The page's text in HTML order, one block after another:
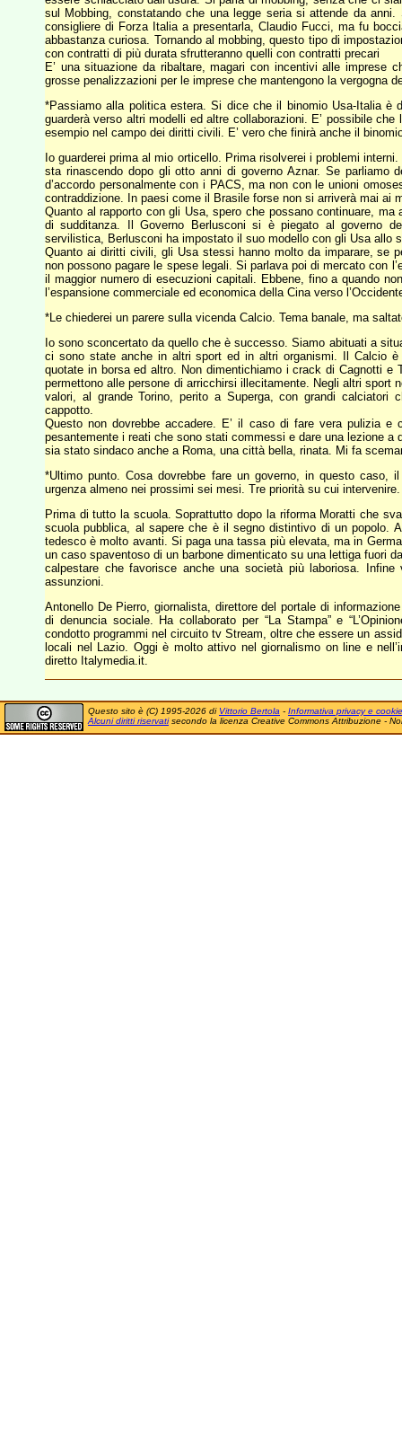
sul Mobbing, constatando che una legge seria si attende da
consigliere di Forza Italia a presentarla, Claudio Fucci, ma fu
abbastanza curiosa. Tornando al mobbing, questo tipo di
con contratti di più durata sfrutteranno quelli con contratti precari
E’ una situazione da ribaltare, magari con incentivi alle imprese
grosse penalizzazioni per le imprese che mantengono la vergogna
*Passiamo alla politica estera. Si dice che il binomio Usa-Italia è
guarderà verso altri modelli ed altre collaborazioni. E’ possibile
esempio nel campo dei diritti civili. E’ vero che finirà anche il
Io guarderei prima al mio orticello. Prima risolverei i problemi
sta rinascendo dopo gli otto anni di governo Aznar. Se
d’accordo personalmente con i PACS, ma non con le unioni
contraddizione. In paesi come il Brasile forse non si arriverà mai ai
Quanto al rapporto con gli Usa, spero che possano continuare,
di sudditanza. Il Governo Berlusconi si è piegato al governo
servilistica, Berlusconi ha impostato il suo modello con gli Usa allo
Quanto ai diritti civili, gli Usa stessi hanno molto da imparare, se
non possono pagare le spese legali. Si parlava poi di mercato con
il maggior numero di esecuzioni capitali. Ebbene, fino a quando
l’espansione commerciale ed economica della Cina verso
*Le chiederei un parere sulla vicenda Calcio. Tema banale, ma
Io sono sconcertato da quello che è successo. Siamo abituati a
ci sono state anche in altri sport ed in altri organismi. Il Calcio
quotate in borsa ed altro. Non dimentichiamo i crack di Cagnotti e
permettono alle persone di arricchirsi illecitamente. Negli altri
valori, al grande Torino, perito a Superga, con grandi calciatori
cappotto.
Questo non dovrebbe accadere. E’ il caso di fare vera pulizia
pesantemente i reati che sono stati commessi e dare una lezione a
sia stato sindaco anche a Roma, una città bella, rinata. Mi fa
*Ultimo punto. Cosa dovrebbe fare un governo, in questo
urgenza almeno nei prossimi sei mesi. Tre priorità su cui intervenire.
Prima di tutto la scuola. Soprattutto dopo la riforma Moratti che
scuola pubblica, al sapere che è il segno distintivo di un popolo.
tedesco è molto avanti. Si paga una tassa più elevata, ma in
un caso spaventoso di un barbone dimenticato su una lettiga fuori
calpestare che favorisce anche una società più laboriosa.
assunzioni.
Antonello De Pierro, giornalista, direttore del portale di
di denuncia sociale. Ha collaborato per “La Stampa” e
condotto programmi nel circuito tv Stream, oltre che essere un
locali nel Lazio. Oggi è molto attivo nel giornalismo on line e
diretto Italymedia.it.
Questo sito è (C) 1995-2026 di Vittorio Bertola - Informativa privacy e cookie
Alcuni diritti riservatisecondo la licenza Creative Commons Attribuzione -